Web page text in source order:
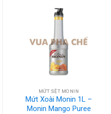
MỨT SỆT MONIN
Mứt Xoài Monin 1L –
Monin Mango Puree